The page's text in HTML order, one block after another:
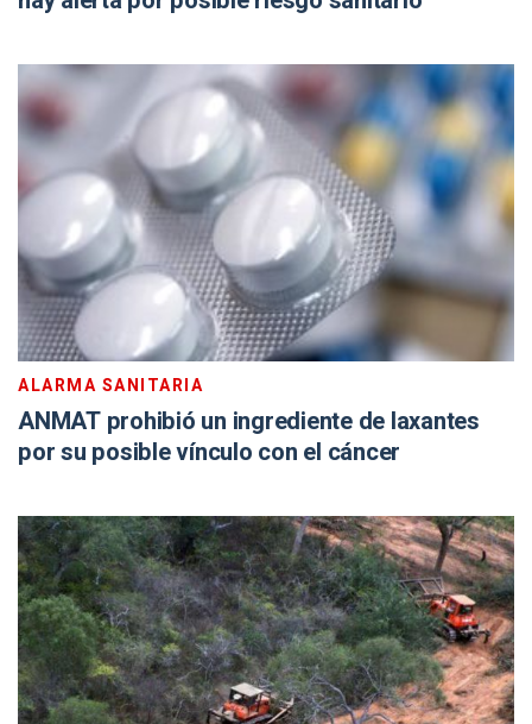
ALARMA SANITARIA
ANMAT prohibió un ingrediente de laxantes
por su posible vínculo con el cáncer